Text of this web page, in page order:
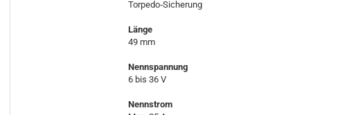
Torpedo‑Sicherung
Länge
49 mm
Nennspannung
6 bis 36 V
Nennstrom